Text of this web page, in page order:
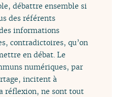
débattre ensemble si
des référents
informations
contradictoires, qu’on
en débat. Le
numériques, par
incitent à
réflexion, ne sont tout